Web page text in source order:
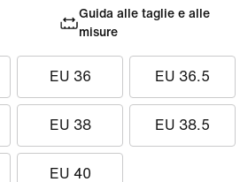
Guida alle taglie e alle
misure
EU 36 EU 36.5
EU 38 EU 38.5
EU 40